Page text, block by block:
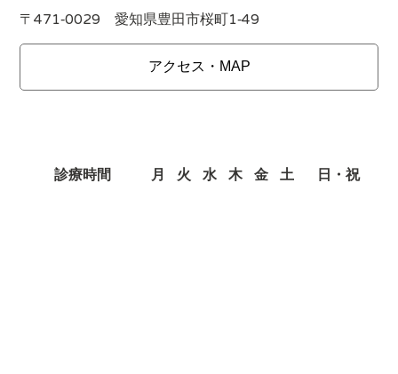
〒471-0029 愛知県豊田市桜町1-49
アクセス・MAP
診療時間 月 火 水 木 金 土 日・祝